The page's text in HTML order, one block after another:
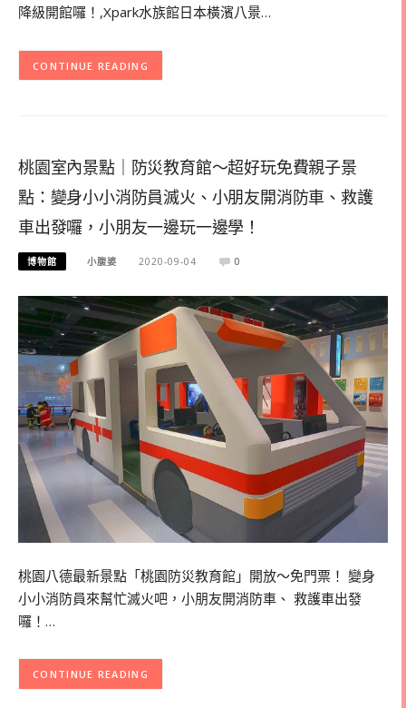
降級開館囉！,Xpark水族館日本橫濱八景…
CONTINUE READING
桃園室內景點｜防災教育館～超好玩免費親子景
點：變身小小消防員滅火、小朋友開消防車、救護
車出發囉，小朋友一邊玩一邊學！
博物館 小腹婆 2020-09-04 0
桃園八德最新景點「桃園防災教育館」開放～免門票！ 變身
小小消防員來幫忙滅火吧，小朋友開消防車、 救護車出發
囉！…
CONTINUE READING